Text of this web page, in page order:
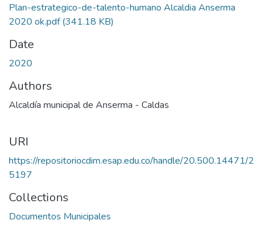
Plan-estrategico-de-talento-humano Alcaldia Anserma
2020 ok.pdf(341.18 KB)
Date
2020
Authors
Alcaldía municipal de Anserma - Caldas
URI
https://repositoriocdim.esap.edu.co/handle/20.500.14471/2
5197
Collections
Documentos Municipales